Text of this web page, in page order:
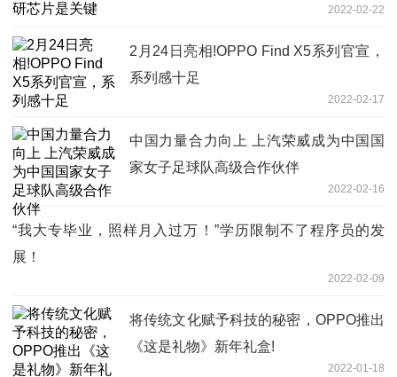
2022-02-22
2月24日亮相!OPPO Find X5系列官宣，
系列感十足
2022-02-17
中国力量合力向上 上汽荣威成为中国国
家女子足球队高级合作伙伴
2022-02-16
“我大专毕业，照样月入过万！”学历限制不了程序员的发
展！
2022-02-09
将传统文化赋予科技的秘密，OPPO推出
《这是礼物》新年礼盒!
2022-01-18